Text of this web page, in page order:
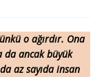
o ağırdır. Ona
da ancak büyük
az sayıda insan